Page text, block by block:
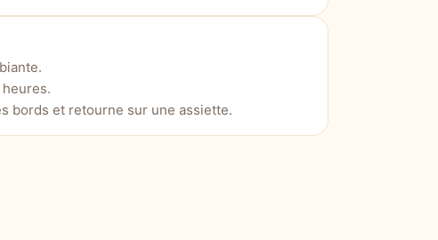
bords et retourne sur une assiette.